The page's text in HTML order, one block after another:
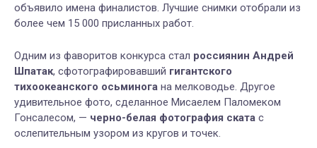
объявило имена финалистов. Лучшие снимки отобрали из
более чем 15 000 присланных работ.
Одним из фаворитов конкурса стал россиянин Андрей
Шпатак, сфотографировавший гигантского
тихоокеанского осьминога на мелководье. Другое
удивительное фото, сделанное Мисаелем Паломеком
Гонсалесом, — черно-белая фотография ската с
ослепительным узором из кругов и точек.